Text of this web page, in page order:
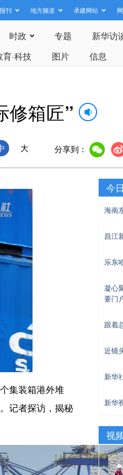
刊 地方频道 承建网站
时政 专题 新华访
育·科技 图片 信息
修箱匠”
大 分享到：
集装箱港外堆
记者探访，揭秘
今
海南
昌江
乐东
凝心
要门
跟着
近镜
新华
新华
视